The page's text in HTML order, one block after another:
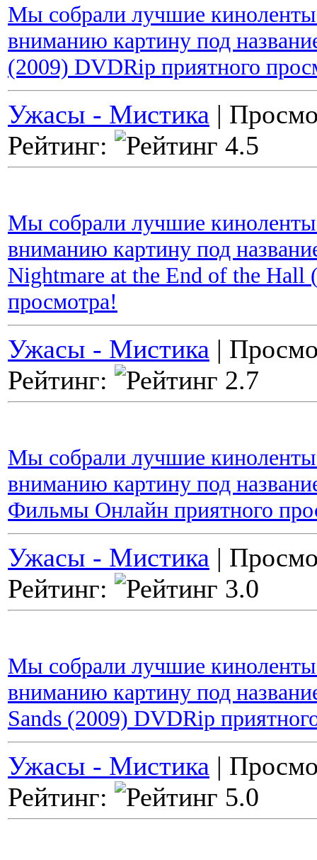
Мы собрали лучшие киноленты
вниманию картину под
(2009) DVDRip приятного
Ужасы - Мистика |
Рейтинг:
Мы собрали лучшие киноленты
вниманию картину под
Nightmare at the End of the
просмотра!
Ужасы - Мистика |
Рейтинг:
Мы собрали лучшие киноленты
вниманию картину под
Фильмы Онлайн приятного
Ужасы - Мистика |
Рейтинг:
Мы собрали лучшие киноленты
вниманию картину под
Sands (2009) DVDRip
Ужасы - Мистика |
Рейтинг: